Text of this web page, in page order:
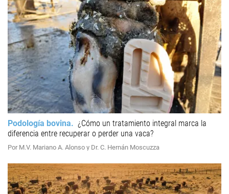
Podología bovina
¿Cómo un tratamiento integral marca la
diferencia entre recuperar o perder una vaca?
Por M.V. Mariano A. Alonso y Dr. C. Hernán Moscuzza